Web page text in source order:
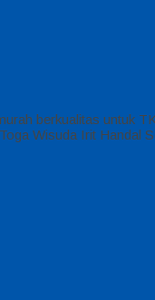
berkualitas untuk
Wisuda Irit Handal